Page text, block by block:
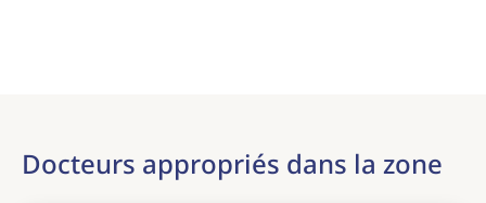
Docteurs appropriés dans la zone